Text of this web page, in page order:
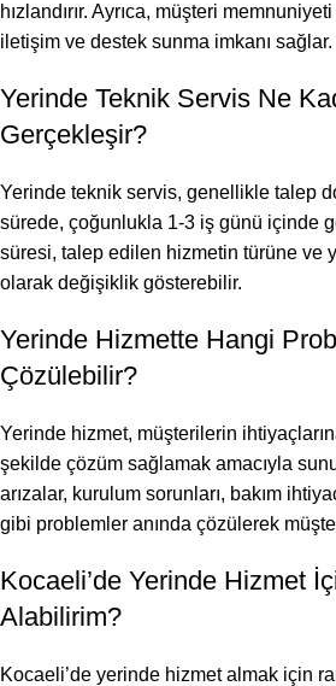
hızlandırır. Ayrıca, müşteri
iletişim ve destek sunma imkanı sağlar.
Yerinde Teknik Servis Ne
Gerçekleşir?
Yerinde teknik servis, genellikle talep
sürede, çoğunlukla 1-3 iş günü içinde
süresi, talep edilen hizmetin türüne ve
olarak değişiklik gösterebilir.
Yerinde Hizmette Hangi
Çözülebilir?
Yerinde hizmet, müşterilerin
şekilde çözüm sağlamak amacıyla
arızalar, kurulum sorunları, bakım
gibi problemler anında çözülerek
Kocaeli’de Yerinde Hizmet
Alabilirim?
Kocaeli’de yerinde hizmet almak için